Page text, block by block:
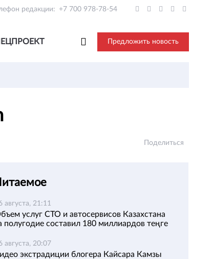
редакции: +7 700 978-78-54
Предложить новость
Поделиться
августа, 21:11
услуг СТО и автосервисов Казахстана
полугодие составил 180 миллиардов теңге
августа, 20:07
экстрадиции блогера Кайсара Камзы